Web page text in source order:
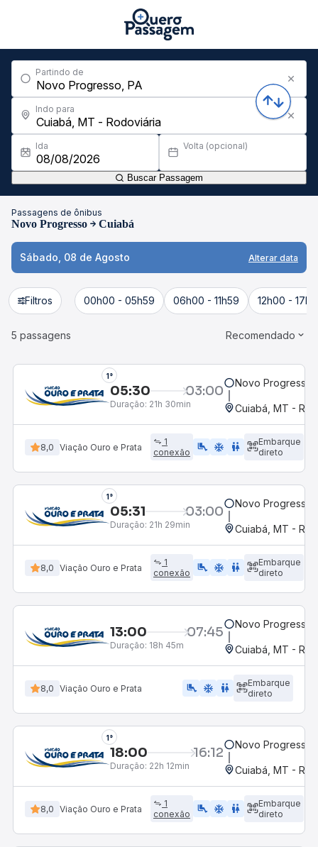
Partindo de
Indo para
Ida Volta (opcional)
Buscar Passagem
Passagens de ônibus
Novo Progresso Cuiabá
Sábado, 08 de Agosto Alterar data
Filtros 00h00 - 05h59 06h00 - 11h59 12h00 -
5 passagens Recomendado
1°
05:30 03:00
Duração: 21h 30min
Novo Progresso,
Cuiabá, MT -
8,0 Viação Ouro e Prata
1
conexão
airline_seat_legroom_extra ac_unit WC
Embarque
direto
1°
05:31 03:00
Duração: 21h 29min
Novo Progresso,
Cuiabá, MT -
8,0 Viação Ouro e Prata
1
conexão
airline_seat_legroom_extra ac_unit WC
Embarque
direto
13:00 07:45
Duração: 18h 45m
Novo Progresso,
Cuiabá, MT -
8,0 Viação Ouro e Prata airline_seat_legroom_extra ac_unit WC
Embarque
direto
1°
18:00 16:12
Duração: 22h 12min
Novo Progresso,
Cuiabá, MT -
8,0 Viação Ouro e Prata
1
conexão
airline_seat_legroom_extra ac_unit WC
Embarque
direto